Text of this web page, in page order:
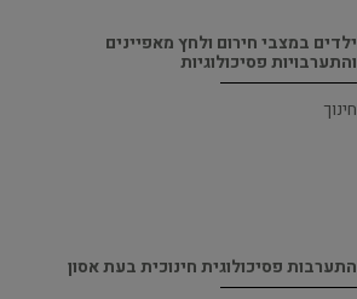
ילדים במצבי חירום ולחץ מאפיינים
והתערבויות פסיכולוגיות
חינוך
התערבות פסיכולוגית חינוכית בעת אסון